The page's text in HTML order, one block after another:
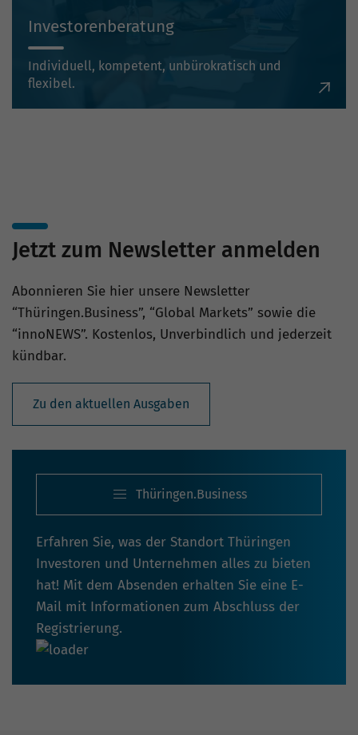
Investorenberatung
Individuell, kompetent, unbürokratisch und
flexibel.
Jetzt zum Newsletter anmelden
Abonnieren Sie hier unsere Newsletter
“Thüringen.Business”, “Global Markets” sowie die
“innoNEWS”. Kostenlos, Unverbindlich und jederzeit
kündbar.
Zu den aktuellen Ausgaben
Thüringen.Business
Erfahren Sie, was der Standort Thüringen
Investoren und Unternehmen alles zu bieten
hat! Mit dem Absenden erhalten Sie eine E-
Mail mit Informationen zum Abschluss der
Registrierung.